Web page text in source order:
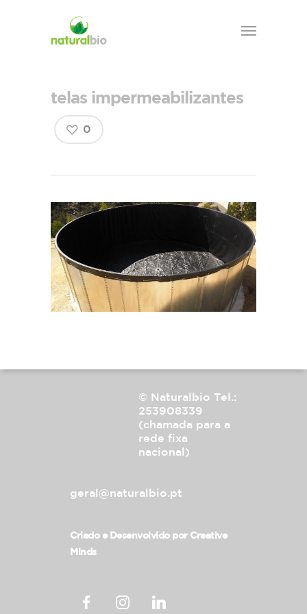
telas impermeabilizantes
0
© Naturalbio Tel.:
253908339
(chamada para a
rede fixa
nacional)
geral@naturalbio.pt
Criado e Desenvolvido por Creative
Minds